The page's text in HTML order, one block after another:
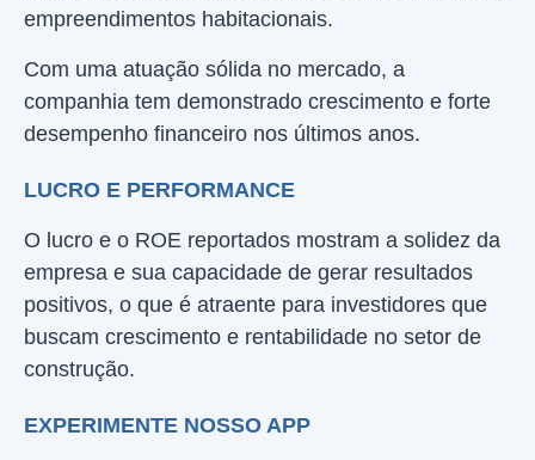
empreendimentos habitacionais.
Com uma atuação sólida no mercado, a
companhia tem demonstrado crescimento e forte
desempenho financeiro nos últimos anos.
LUCRO E PERFORMANCE
O lucro e o ROE reportados mostram a solidez da
empresa e sua capacidade de gerar resultados
positivos, o que é atraente para investidores que
buscam crescimento e rentabilidade no setor de
construção.
EXPERIMENTE NOSSO APP